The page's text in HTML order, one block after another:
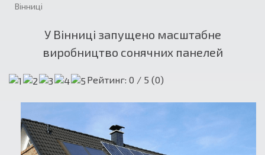
Вінниці
У Вінниці запущено масштабне
виробництво сонячних панелей
Рейтинг: 0 / 5 (0)